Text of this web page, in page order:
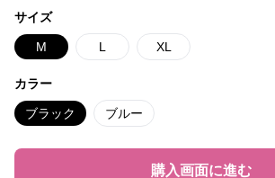
サイズ
M L XL
カラー
ブラック ブルー
購入画面に進む